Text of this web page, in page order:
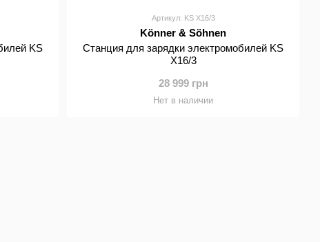
KS
Артикул: KS X16/3
Könner & Söhnen
Станция для зарядки электромобилей KS
X16/3
28 999 грн
Нет в наличии